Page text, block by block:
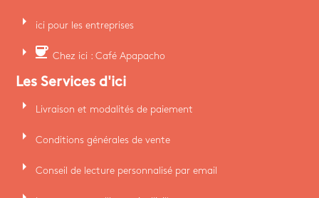
arrow_right ici pour les entreprises
arrow_right coffee Chez ici : Café Apapacho
Les Services d'ici
arrow_right Livraison et modalités de paiement
arrow_right Conditions générales de vente
arrow_right Conseil de lecture personnalisé par email